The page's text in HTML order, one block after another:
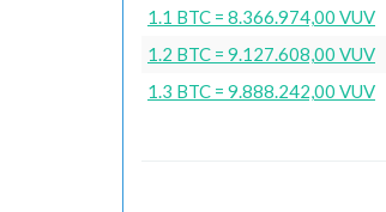
1.1 BTC = 8.366.974,00 VUV
1.2 BTC = 9.127.608,00 VUV
1.3 BTC = 9.888.242,00 VUV